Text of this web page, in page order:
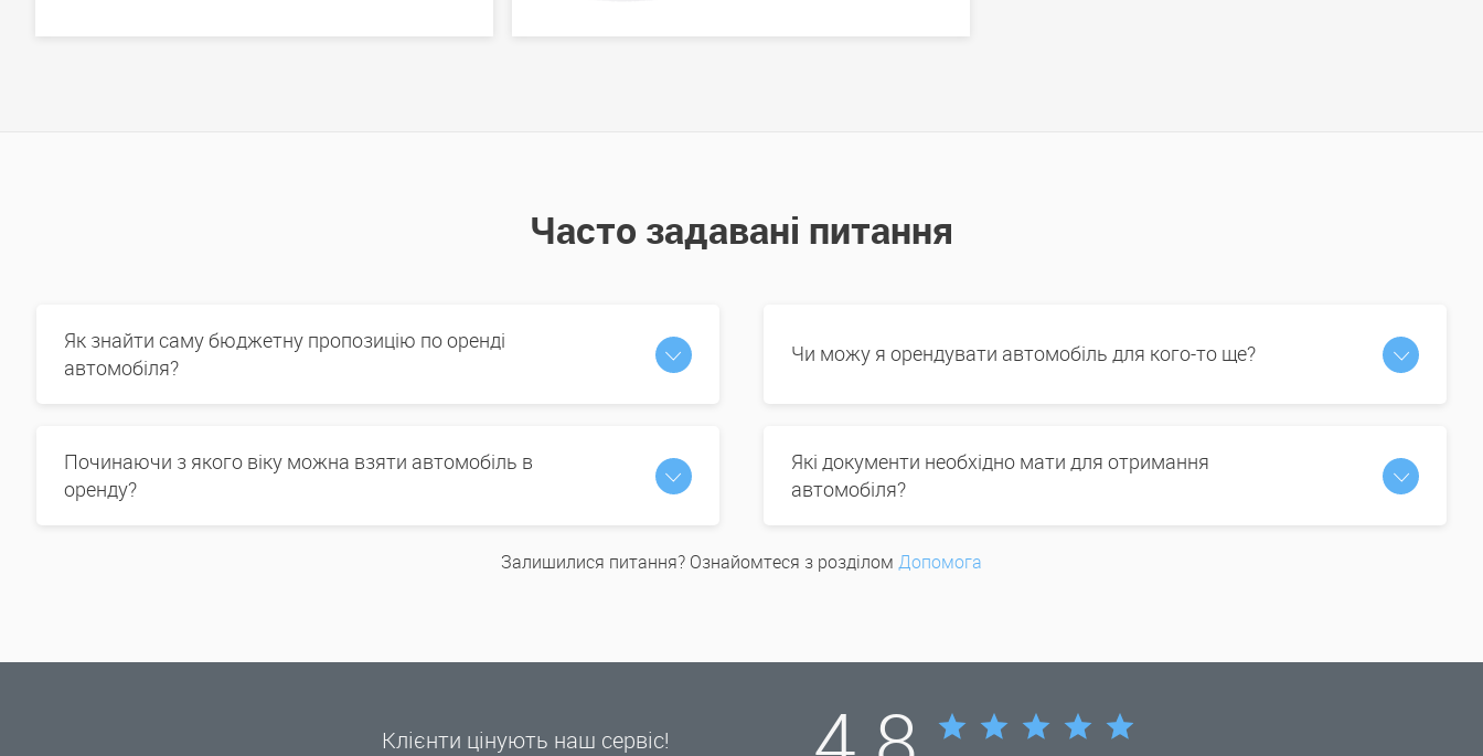
Часто задавані питання
Як знайти саму бюджетну пропозицію по оренді
автомобіля?
Чи можу я орендувати автомобіль для кого-то ще?
Починаючи з якого віку можна взяти автомобіль в
оренду?
Які документи необхідно мати для отримання
автомобіля?
Залишилися питання? Ознайомтеся з розділом Допомога
Клієнти цінують наш сервіс!